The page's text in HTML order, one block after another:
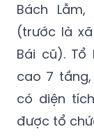
Bách
(trước là xã
Bái cũ).
cao 7
có diện
được tổ